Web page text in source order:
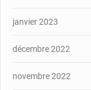
janvier 2023
décembre 2022
novembre 2022